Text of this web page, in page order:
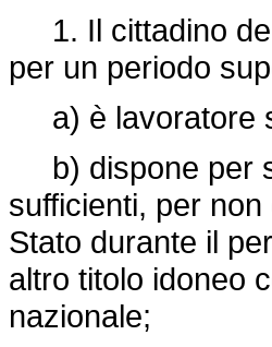
1. Il cittadino
per un periodo
a) è lavoratore
b) dispone per
sufficienti, per
Stato durante il
altro titolo idoneo
nazionale;